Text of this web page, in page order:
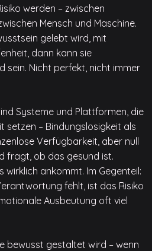
werden – zwischen
Mensch und Maschine.
gelebt wird, mit
dann kann sie
sein. Nicht perfekt, nicht immer
Systeme und Plattformen, die
setzen – Bindungslosigkeit als
Verfügbarkeit, aber null
fragt, ob das gesund ist.
wirklich ankommt. Im Gegenteil:
fehlt, ist das Risiko
Ausbeutung oft viel
bewusst gestaltet wird – wenn